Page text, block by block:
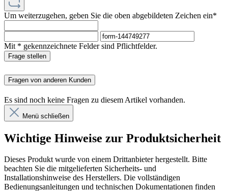
Um weiterzugehen, geben Sie die oben abgebildeten Zeichen ein*
Mit * gekennzeichnete Felder sind Pflichtfelder.
Frage stellen
Fragen von anderen Kunden
Es sind noch keine Fragen zu diesem Artikel vorhanden.
Menü schließen
Wichtige Hinweise zur Produktsicherheit
Dieses Produkt wurde von einem Drittanbieter hergestellt. Bitte
beachten Sie die mitgelieferten Sicherheits- und
Installationshinweise des Herstellers. Die vollständigen
Bedienungsanleitungen und technischen Dokumentationen finden